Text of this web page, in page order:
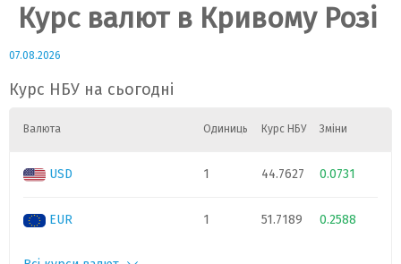
Курс валют в Кривому Розі
07.08.2026
Курс НБУ на сьогодні
Валюта Одиниць Курс НБУ Зміни
USD 1 44.7627 0.0731
EUR 1 51.7189 0.2588